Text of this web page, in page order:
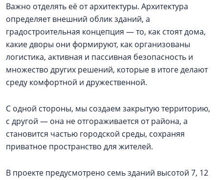
Важно отделять её от архитектуры. Архитектура
определяет внешний облик зданий, а
градостроительная концепция — то, как стоят дома,
какие дворы они формируют, как организованы
логистика, активная и пассивная безопасность и
множество других решений, которые в итоге делают
среду комфортной и дружественной.
С одной стороны, мы создаем закрытую территорию,
с другой — она не отгораживается от района, а
становится частью городской среды, сохраняя
приватное пространство для жителей.
В проекте предусмотрено семь зданий высотой 7, 12